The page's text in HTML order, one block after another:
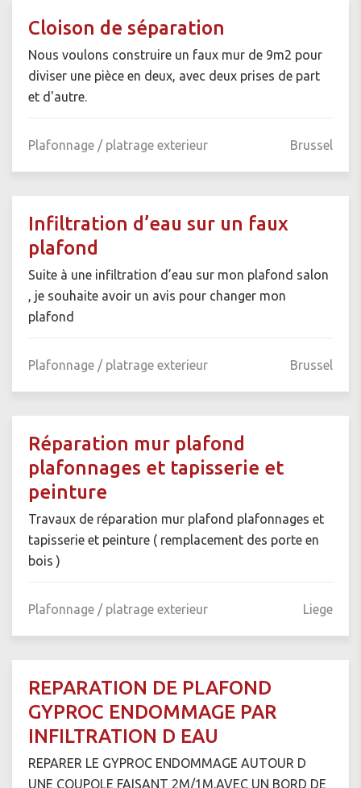
Cloison de séparation
Nous voulons construire un faux mur de 9m2 pour
diviser une pièce en deux, avec deux prises de part
et d'autre.
Plafonnage / platrage exterieur Brussel
Infiltration d’eau sur un faux
plafond
Suite à une infiltration d’eau sur mon plafond salon
, je souhaite avoir un avis pour changer mon
plafond
Plafonnage / platrage exterieur Brussel
Réparation mur plafond
plafonnages et tapisserie et
peinture
Travaux de réparation mur plafond plafonnages et
tapisserie et peinture ( remplacement des porte en
bois )
Plafonnage / platrage exterieur Liege
REPARATION DE PLAFOND
GYPROC ENDOMMAGE PAR
INFILTRATION D EAU
REPARER LE GYPROC ENDOMMAGE AUTOUR D
UNE COUPOLE FAISANT 2M/1M.AVEC UN BORD DE